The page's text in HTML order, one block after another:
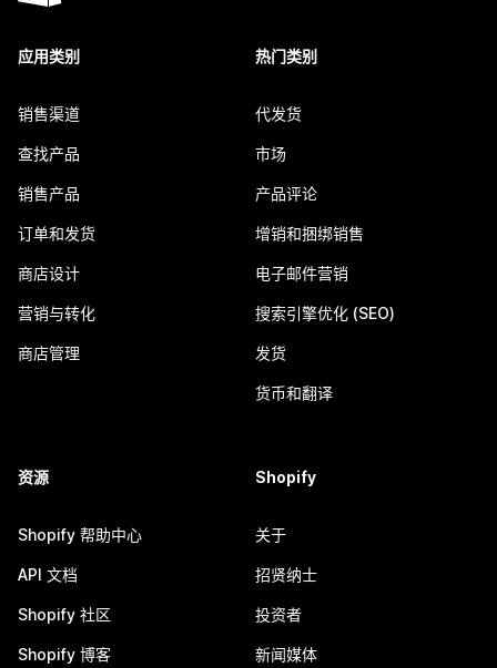
应用类别
销售渠道
查找产品
销售产品
订单和发货
商店设计
营销与转化
商店管理
热门类别
代发货
市场
产品评论
增销和捆绑销售
电子邮件营销
搜索引擎优化 (SEO)
发货
货币和翻译
资源
Shopify 帮助中心
API 文档
Shopify 社区
Shopify 博客
Shopify
关于
招贤纳士
投资者
新闻媒体